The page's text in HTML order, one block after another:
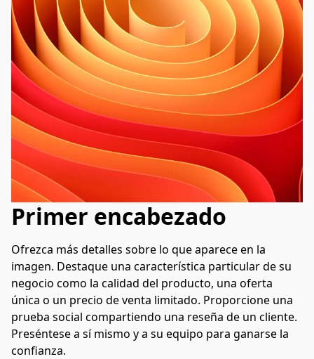
Primer encabezado
Ofrezca más detalles sobre lo que aparece en la
imagen. Destaque una característica particular de su
negocio como la calidad del producto, una oferta
única o un precio de venta limitado. Proporcione una
prueba social compartiendo una reseña de un cliente.
Preséntese a sí mismo y a su equipo para ganarse la
confianza.